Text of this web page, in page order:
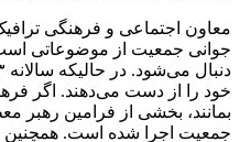
معاون اجتماعی و فرهنگی
جوانی جمعیت از موضوعاتی
خود را از دست می‌دهند. اگر
بمانند، بخشی از فرامین رهبر